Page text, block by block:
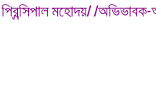
মহোদয়/ /অভিভাবক-